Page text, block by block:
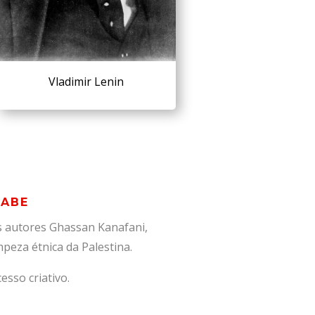
Vladimir Lenin
Ghassan Kanafani,
étnica da Palestina.
criativo.